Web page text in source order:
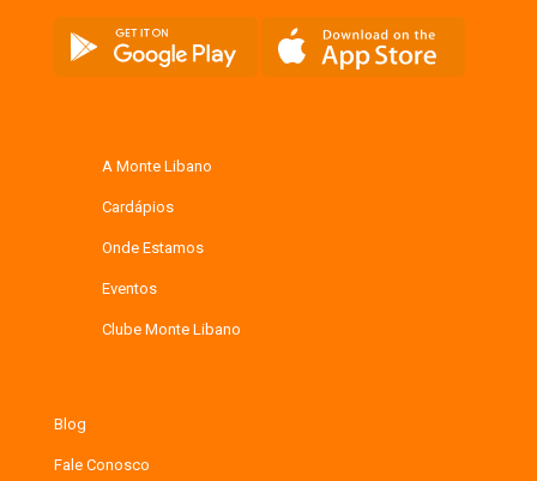
A Monte Libano
Cardápios
Onde Estamos
Eventos
Clube Monte Libano
Blog
Fale Conosco